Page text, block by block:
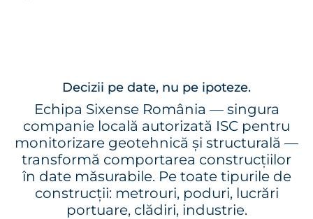
Decizii pe date, nu pe ipoteze.
Echipa Sixense România — singura
companie locală autorizată ISC pentru
monitorizare geotehnică și structurală —
transformă comportarea construcțiilor
în date măsurabile. Pe toate tipurile de
construcții: metrouri, poduri, lucrări
portuare, clădiri, industrie.